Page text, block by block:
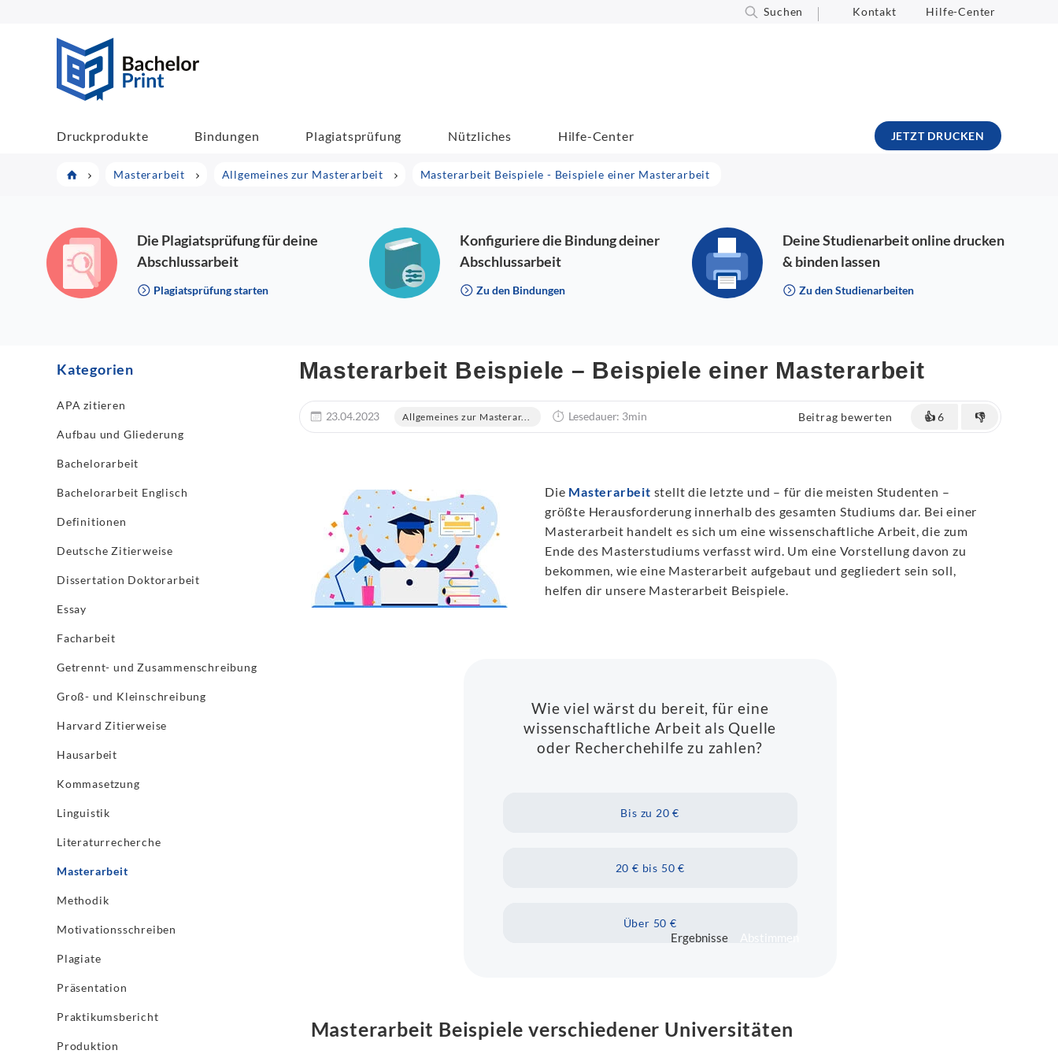
Suchen Kontakt Hilfe-Center
Druckprodukte Bindungen Plagiatsprüfung Nützliches Hilfe-Center JETZT DRUCKEN
Masterarbeit Allgemeines zur Masterarbeit Masterarbeit Beispiele - Beispiele einer Masterarbeit
Die Plagiatsprüfung für deine
Abschlussarbeit
Plagiatsprüfung starten
Konfiguriere die Bindung deiner
Abschlussarbeit
Zu den Bindungen
Deine Studienarbeit online drucken
& binden lassen
Zu den Studienarbeiten
Kategorien
APA zitieren
Aufbau und Gliederung
Bachelorarbeit
Bachelorarbeit Englisch
Definitionen
Deutsche Zitierweise
Dissertation Doktorarbeit
Essay
Facharbeit
Getrennt- und Zusammenschreibung
Groß- und Kleinschreibung
Harvard Zitierweise
Hausarbeit
Kommasetzung
Linguistik
Literaturrecherche
Masterarbeit
Methodik
Motivationsschreiben
Plagiate
Präsentation
Praktikumsbericht
Produktion
Masterarbeit Beispiele – Beispiele einer Masterarbeit
23.04.2023 Allgemeines zur Masterar... Lesedauer: 3min Beitrag bewerten 👍6 👎
Die Masterarbeit stellt die letzte und – für die meisten Studenten –
größte Herausforderung innerhalb des gesamten Studiums dar. Bei einer
Masterarbeit handelt es sich um eine wissenschaftliche Arbeit, die zum
Ende des Masterstudiums verfasst wird. Um eine Vorstellung davon zu
bekommen, wie eine Masterarbeit aufgebaut und gegliedert sein soll,
helfen dir unsere Masterarbeit Beispiele.
Wie viel wärst du bereit, für eine
wissenschaftliche Arbeit als Quelle
oder Recherchehilfe zu zahlen?
Bis zu 20 €
20 € bis 50 €
Über 50 €
Ergebnisse Abstimmen
Masterarbeit Beispiele verschiedener Universitäten